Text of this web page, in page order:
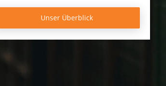
Unser Überblick